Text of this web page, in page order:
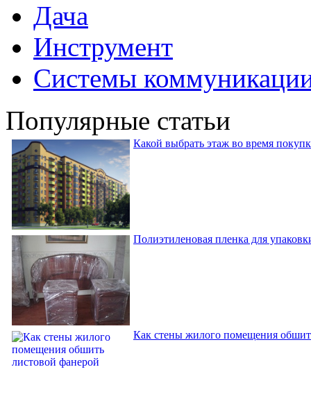
Дача
Инструмент
Системы
Популярные статьи
Какой выбрать этаж во время
Полиэтиленовая пленка для
Как стены жилого помещения